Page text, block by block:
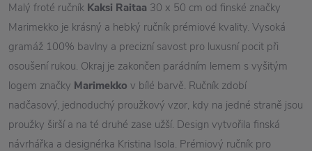
Malý froté ručník Kaksi Raitaa 30 x 50 cm od finské značky
Marimekko je krásný a hebký ručník prémiové kvality. Vysoká
gramáž 100% bavlny a precizní savost pro luxusní pocit při
osoušení rukou. Okraj je zakončen parádním lemem s vyšitým
logem značky Marimekko v bílé barvě. Ručník zdobí
nadčasový, jednoduchý proužkový vzor, kdy na jedné straně jsou
proužky širší a na té druhé zase užší. Design vytvořila finská
návrhářka a designérka Kristina Isola. Prémiový ručník pro